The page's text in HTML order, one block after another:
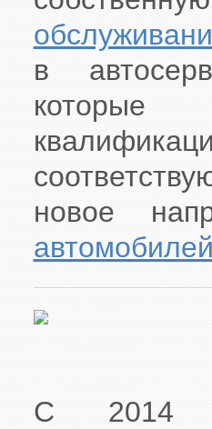
в
которые
новое
С 2014